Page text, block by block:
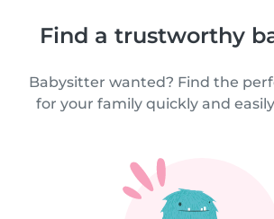
Find a trustworthy
Babysitter wanted? Find the
for your family quickly and